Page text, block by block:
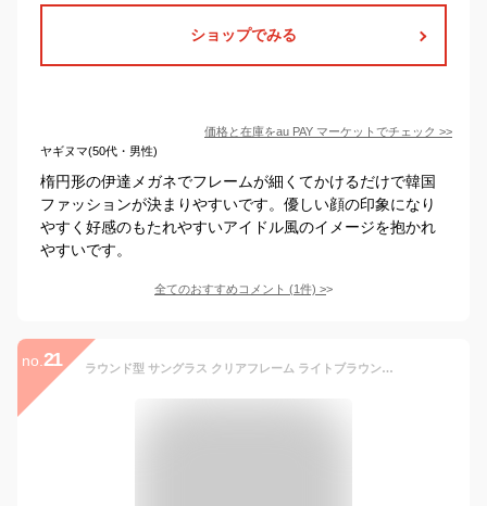
ショップでみる
価格と在庫をau PAY マーケット でチェック >>
ヤギヌマ(50代・男性)
楕円形の伊達メガネでフレームが細くてかけるだけで韓国
ファッションが決まりやすいです。優しい顔の印象になり
やすく好感のもたれやすいアイドル風のイメージを抱かれ
やすいです。
全てのおすすめコメント (1件) >
no. 21 ラウンド型 サングラス クリアフレーム ライトブラウン系 薄茶系 レディース ライトブラウン 伊達メガネ 伊達眼鏡